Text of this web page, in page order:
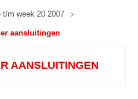
t/m week 20 2007
aansluitingen
AANSLUITINGEN